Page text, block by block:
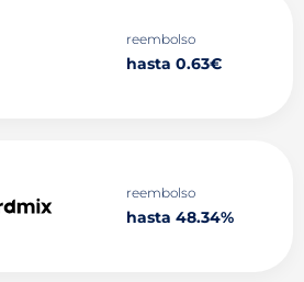
reembolso
hasta 0.63€
reembolso
hasta 48.34%